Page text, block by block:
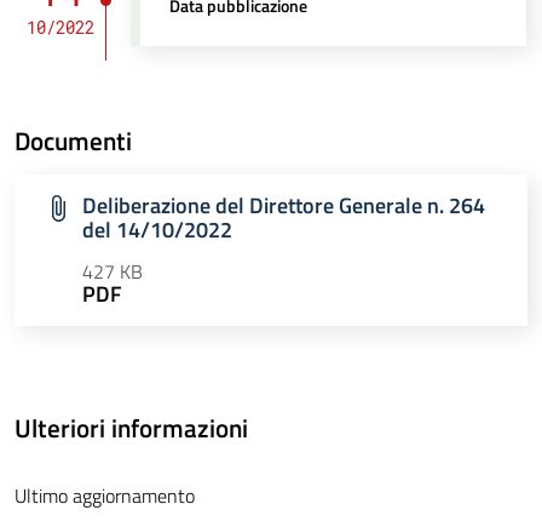
10/2022
Data pubblicazione
Documenti
Deliberazione del Direttore Generale n. 264
del 14/10/2022
427 KB
PDF
Ulteriori informazioni
Ultimo aggiornamento